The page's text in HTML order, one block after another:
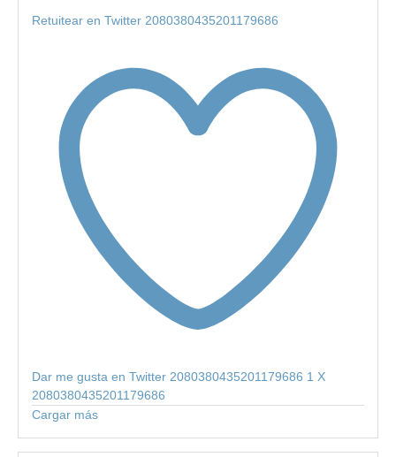
Retuitear en Twitter 2080380435201179686
Dar me gusta en Twitter 2080380435201179686 1 X
2080380435201179686
Cargar más